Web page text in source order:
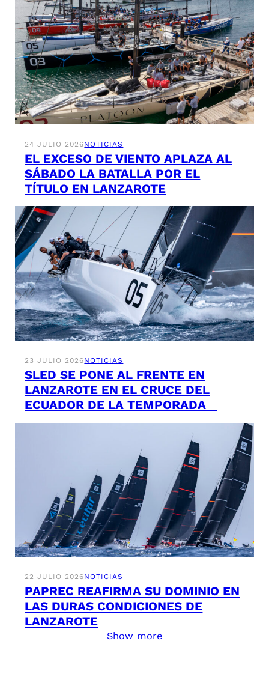
24 JULIO 2026NOTICIAS
EL EXCESO DE VIENTO APLAZA AL
SÁBADO LA BATALLA POR EL
TÍTULO EN LANZAROTE
23 JULIO 2026NOTICIAS
SLED SE PONE AL FRENTE EN
LANZAROTE EN EL CRUCE DEL
ECUADOR DE LA TEMPORADA
22 JULIO 2026NOTICIAS
PAPREC REAFIRMA SU DOMINIO EN
LAS DURAS CONDICIONES DE
LANZAROTE
Show more